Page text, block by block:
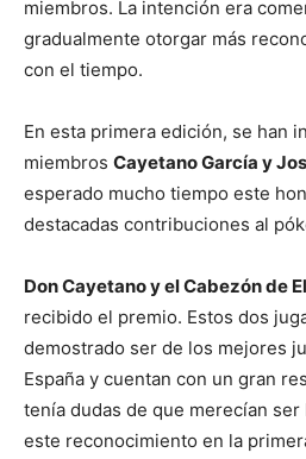
miembros. La intención era
gradualmente otorgar más
con el tiempo.
En esta primera edición, se han
miembros Cayetano García y
esperado mucho tiempo este
destacadas contribuciones al
Don Cayetano y el Cabezón de
recibido el premio. Estos dos
demostrado ser de los mejores
España y cuentan con un gran
tenía dudas de que merecían
este reconocimiento en la